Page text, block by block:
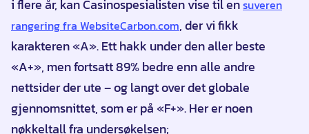
i flere år, kan Casinospesialisten vise til ensuveren
rangering fra WebsiteCarbon.com, der vi fikk
karakteren «A». Ett hakk under den aller beste
«A+», men fortsatt 89% bedre enn alle andre
nettsider der ute – og langt over det globale
gjennomsnittet, som er på «F+». Her er noen
nøkkeltall fra undersøkelsen;